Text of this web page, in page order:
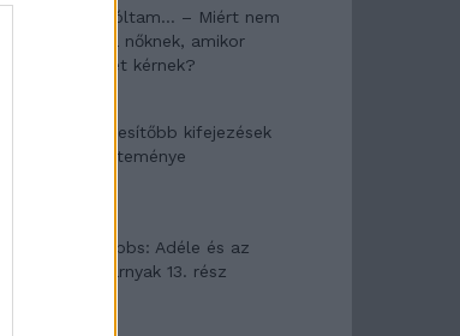
Pedig szóltam… – Miért nem
hiszünk a nőknek, amikor
segítséget kérnek?
A legidegesítőbb kifejezések
laza gyűjteménye
Elyna Robbs: Adéle és az
örökölt árnyak 13. rész